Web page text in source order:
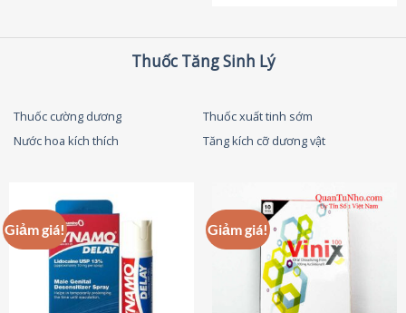
Thuốc Tăng Sinh Lý
Thuốc cường dương
Thuốc xuất tinh sớm
Nước hoa kích thích
Tăng kích cỡ dương vật
Giảm giá! Giảm giá!